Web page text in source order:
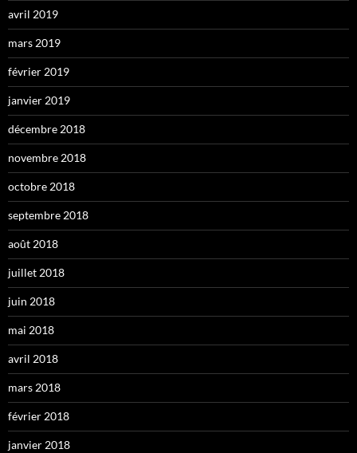
avril 2019
mars 2019
février 2019
janvier 2019
décembre 2018
novembre 2018
octobre 2018
septembre 2018
août 2018
juillet 2018
juin 2018
mai 2018
avril 2018
mars 2018
février 2018
janvier 2018